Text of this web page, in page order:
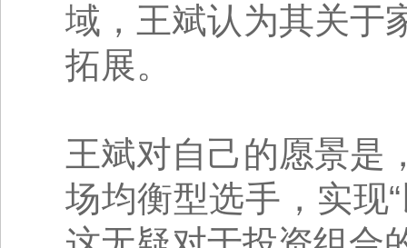
域，王斌认为其关于
拓展。
王斌对自己的愿景是
场均衡型选手，实现